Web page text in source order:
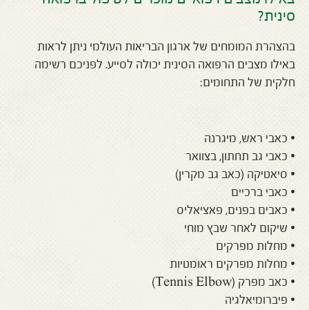
סינית?
בהצהרת המומחים של ארגון הבריאות העולמי ניתן לראות
באילו מצבים הרפואה הסינית יכולה לסייע. לפניכם רשימה
חלקית של התחומים:
• כאבי ראש, מיגרנה
• כאבי גב תחתון, בצוואר
• סיאטיקה (כאב גב מקרין)
• כאבי ברכיים
• כאבים בפנים, פאציאליס
• שיקום לאחר שבץ מוחי
• מחלות מפרקים
• מחלות מפרקים ראומטיות
• כאב מפרק (Tennis Elbow)
• פיברומיאלגיה